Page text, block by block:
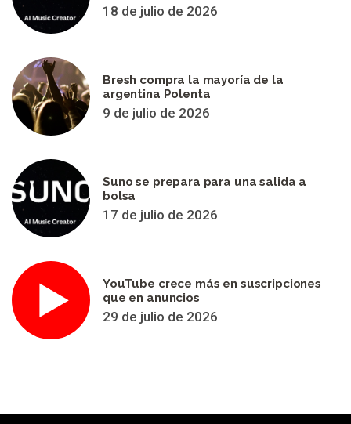
18 de julio de 2026
Bresh compra la mayoría de la
argentina Polenta
9 de julio de 2026
Suno se prepara para una salida a
bolsa
17 de julio de 2026
YouTube crece más en suscripciones
que en anuncios
29 de julio de 2026